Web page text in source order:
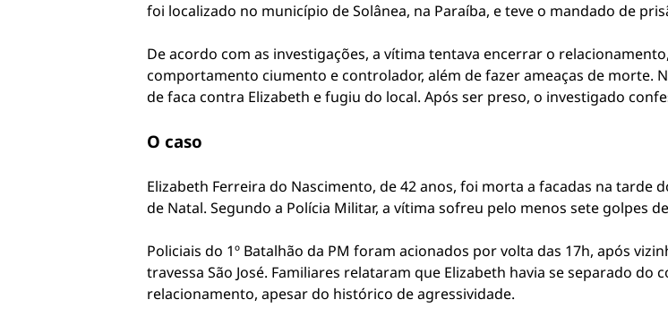
foi localizado no município de Solânea, na Paraíba, e teve o mandado de
De acordo com as investigações, a vítima tentava encerrar o
comportamento ciumento e controlador, além de fazer ameaças de morte.
de faca contra Elizabeth e fugiu do local. Após ser preso, o investigado
O caso
Elizabeth Ferreira do Nascimento, de 42 anos, foi morta a facadas na tarde
de Natal. Segundo a Polícia Militar, a vítima sofreu pelo menos sete golpes
Policiais do 1º Batalhão da PM foram acionados por volta das 17h, após
travessa São José. Familiares relataram que Elizabeth havia se separado
relacionamento, apesar do histórico de agressividade.